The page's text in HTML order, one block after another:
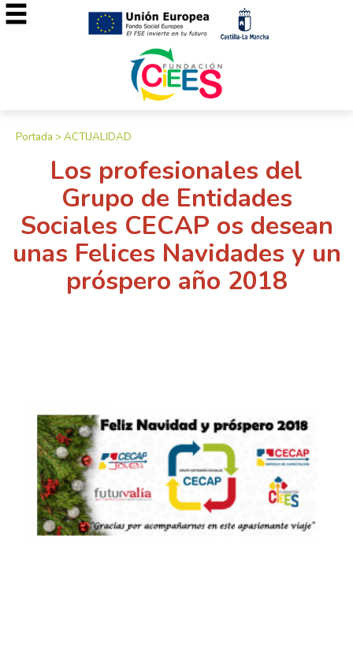
Portada >ACTUALIDAD
Los profesionales del
Grupo de Entidades
Sociales CECAP os desean
unas Felices Navidades y un
próspero año 2018